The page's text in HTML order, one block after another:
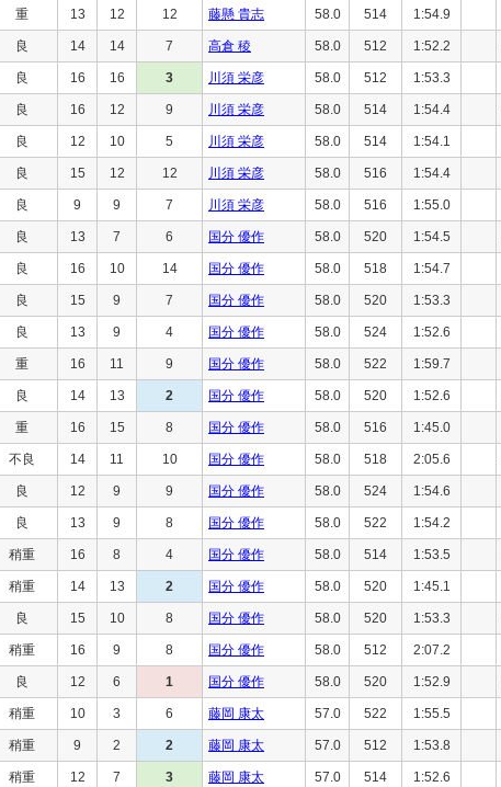
重 13 12 12 藤懸 貴志 58.0 514 1:54.9
良 14 14 7 高倉 稜 58.0 512 1:52.2
良 16 16 3 川須 栄彦 58.0 512 1:53.3
良 16 12 9 川須 栄彦 58.0 514 1:54.4
良 12 10 5 川須 栄彦 58.0 514 1:54.1
良 15 12 12 川須 栄彦 58.0 516 1:54.4
良 9 9 7 川須 栄彦 58.0 516 1:55.0
良 13 7 6 国分 優作 58.0 520 1:54.5
良 16 10 14 国分 優作 58.0 518 1:54.7
良 15 9 7 国分 優作 58.0 520 1:53.3
良 13 9 4 国分 優作 58.0 524 1:52.6
重 16 11 9 国分 優作 58.0 522 1:59.7
良 14 13 2 国分 優作 58.0 520 1:52.6
重 16 15 8 国分 優作 58.0 516 1:45.0
不良 14 11 10 国分 優作 58.0 518 2:05.6
良 12 9 9 国分 優作 58.0 524 1:54.6
良 13 9 8 国分 優作 58.0 522 1:54.2
稍重 16 8 4 国分 優作 58.0 514 1:53.5
稍重 14 13 2 国分 優作 58.0 520 1:45.1
良 15 10 8 国分 優作 58.0 520 1:53.3
稍重 16 9 8 国分 優作 58.0 512 2:07.2
良 12 6 1 国分 優作 58.0 520 1:52.9
稍重 10 3 6 藤岡 康太 57.0 522 1:55.5
稍重 9 2 2 藤岡 康太 57.0 512 1:53.8
稍重 12 7 3 藤岡 康太 57.0 514 1:52.6